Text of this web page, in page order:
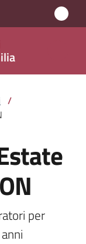
/
per